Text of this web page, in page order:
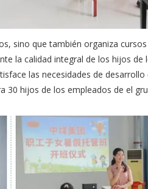
sino que también organiza
la calidad integral de los hijos
las necesidades de
hijos de los empleados de el